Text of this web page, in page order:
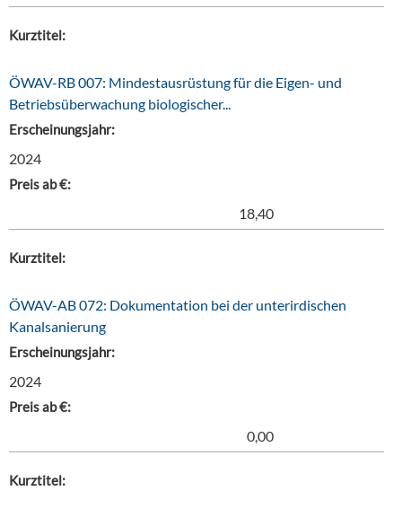
Kurztitel:
ÖWAV-RB 007: Mindestausrüstung für die Eigen- und
Betriebsüberwachung biologischer...
Erscheinungsjahr:
2024
Preis ab €:
18,40
Kurztitel:
ÖWAV-AB 072: Dokumentation bei der unterirdischen
Kanalsanierung
Erscheinungsjahr:
2024
Preis ab €:
0,00
Kurztitel: